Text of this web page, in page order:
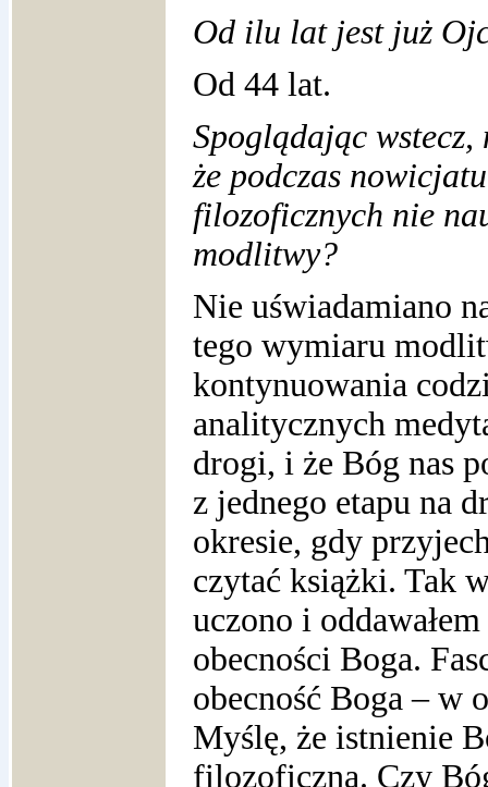
Od ilu lat jest już
Od 44 lat.
Spoglądając
że podczas
filozoficznych nie
modlitwy?
Nie uświadamiano
tego wymiaru
kontynuowania
analitycznych
drogi, i że Bóg nas
z jednego etapu na
okresie, gdy
czytać książki. Tak
uczono i
obecności Boga.
obecność Boga – w
Myślę, że istnienie
filozoficzną. Czy